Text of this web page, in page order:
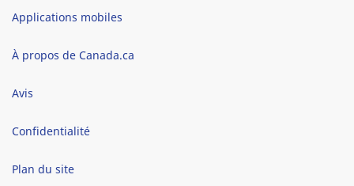
Applications mobiles
À propos de Canada.ca
Avis
Confidentialité
Plan du site